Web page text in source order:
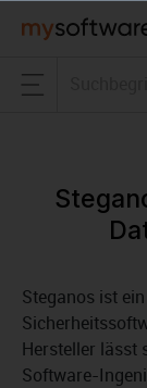
springen
Steganos ist
Hersteller lässt
Software-